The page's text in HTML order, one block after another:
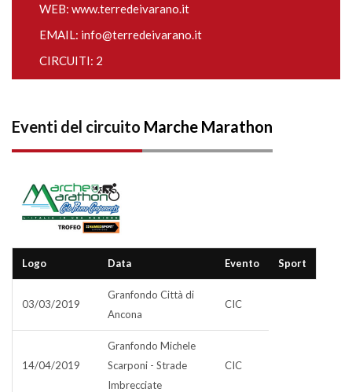
WEB: www.terredeivarano.it
EMAIL: info@terredeivarano.it
CIRCUITI: 2
Eventi del circuito Marche Marathon
Logo Data Evento Sport
03/03/2019
Granfondo Città di
Ancona
CIC
14/04/2019
Granfondo Michele
Scarponi - Strade
Imbrecciate
CIC